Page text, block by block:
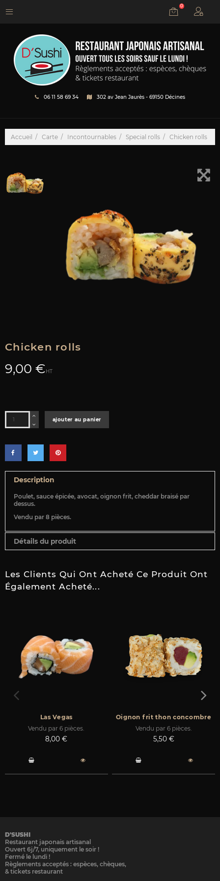
0
06 11 58 69 34 302 av Jean Jaurès - 69150 Décines
Accueil Carte Incontournables Special rolls Chicken rolls
Chicken rolls
9,00 € HT
ajouter au panier
Description
Poulet, sauce épicée, avocat, oignon frit, cheddar braisé par
dessus.
Vendu par 8 pièces.
Détails du produit
Les Clients Qui Ont Acheté Ce Produit Ont
Également Acheté...
Las Vegas
Vendu par 6 pièces.
Prix
8,00 €
Oignon frit thon concombre
Vendu par 6 pièces.
Prix
5,50 €
D'SUSHI
Restaurant japonais artisanal
Ouvert 6j/7, uniquement le soir !
Fermé le lundi !
Règlements acceptés : espèces, chèques,
& tickets restaurant